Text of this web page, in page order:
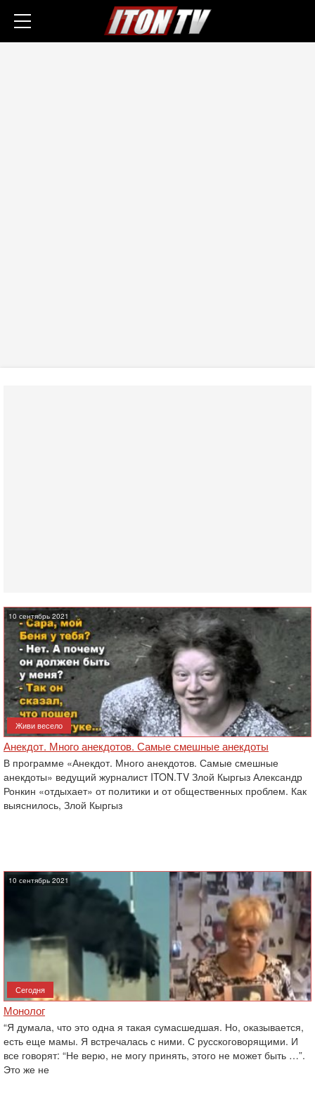
10 сентябрь 2021
Живи весело
Анекдот. Много анекдотов. Самые смешные анекдоты
В программе «Анекдот. Много анекдотов. Самые смешные
анекдоты» ведущий журналист ITON.TV Злой Кыргыз Александр
Ронкин «отдыхает» от политики и от общественных проблем. Как
выяснилось, Злой Кыргыз
10 сентябрь 2021
Сегодня
Монолог
“Я думала, что это одна я такая сумасшедшая. Но, оказывается,
есть еще мамы. Я встречалась с ними. С русскоговорящими. И
все говорят: “Не верю, не могу принять, этого не может быть …”.
Это же не